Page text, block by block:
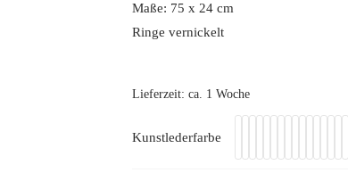
Maße: 75 x 24 cm
Ringe vernickelt
Lieferzeit: ca. 1 Woche
Kunstlederfarbe